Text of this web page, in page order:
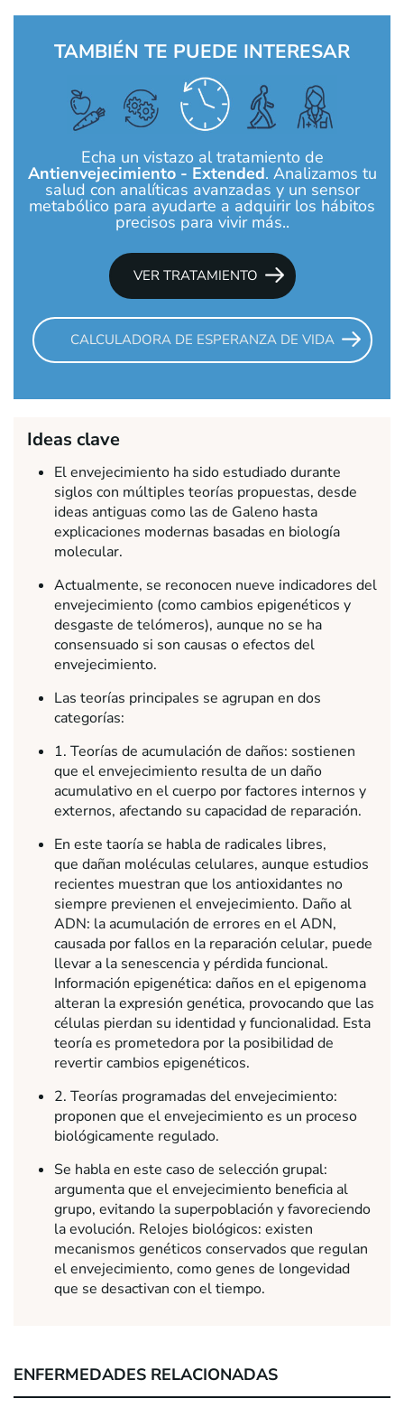
TAMBIÉN TE PUEDE INTERESAR
Echa un vistazo al tratamiento de
Antienvejecimiento - Extended. Analizamos tu
salud con analíticas avanzadas y un sensor
metabólico para ayudarte a adquirir los hábitos
precisos para vivir más..
VER TRATAMIENTO
CALCULADORA DE ESPERANZA DE VIDA
Ideas clave
El envejecimiento ha sido estudiado durante
siglos con múltiples teorías propuestas, desde
ideas antiguas como las de Galeno hasta
explicaciones modernas basadas en biología
molecular.
Actualmente, se reconocen nueve indicadores del
envejecimiento (como cambios epigenéticos y
desgaste de telómeros), aunque no se ha
consensuado si son causas o efectos del
envejecimiento.
Las teorías principales se agrupan en dos
categorías:
1. Teorías de acumulación de daños: sostienen
que el envejecimiento resulta de un daño
acumulativo en el cuerpo por factores internos y
externos, afectando su capacidad de reparación.
En este taoría se habla de radicales libres,
que dañan moléculas celulares, aunque estudios
recientes muestran que los antioxidantes no
siempre previenen el envejecimiento. Daño al
ADN: la acumulación de errores en el ADN,
causada por fallos en la reparación celular, puede
llevar a la senescencia y pérdida funcional.
Información epigenética: daños en el epigenoma
alteran la expresión genética, provocando que las
células pierdan su identidad y funcionalidad. Esta
teoría es prometedora por la posibilidad de
revertir cambios epigenéticos.
2. Teorías programadas del envejecimiento:
proponen que el envejecimiento es un proceso
biológicamente regulado.
Se habla en este caso de selección grupal:
argumenta que el envejecimiento beneficia al
grupo, evitando la superpoblación y favoreciendo
la evolución. Relojes biológicos: existen
mecanismos genéticos conservados que regulan
el envejecimiento, como genes de longevidad
que se desactivan con el tiempo.
ENFERMEDADES RELACIONADAS